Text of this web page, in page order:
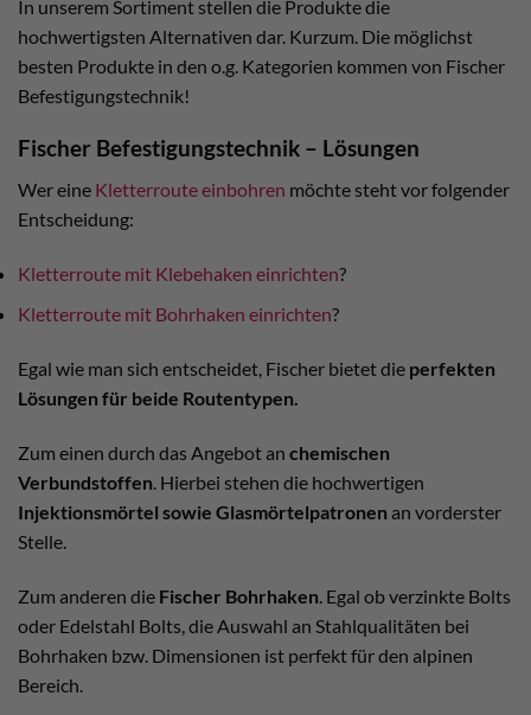
In unserem Sortiment stellen die Produkte die
hochwertigsten Alternativen dar. Kurzum. Die möglichst
besten Produkte in den o.g. Kategorien kommen von Fischer
Befestigungstechnik!
Fischer Befestigungstechnik – Lösungen
Wer eine Kletterroute einbohren möchte steht vor folgender
Entscheidung:
Kletterroute mit Klebehaken einrichten?
Kletterroute mit Bohrhaken einrichten?
Egal wie man sich entscheidet, Fischer bietet die perfekten
Lösungen für beide Routentypen.
Zum einen durch das Angebot an chemischen
Verbundstoffen. Hierbei stehen die hochwertigen
Injektionsmörtel sowie Glasmörtelpatronen an vorderster
Stelle.
Zum anderen die Fischer Bohrhaken . Egal ob verzinkte Bolts
oder Edelstahl Bolts, die Auswahl an Stahlqualitäten bei
Bohrhaken bzw. Dimensionen ist perfekt für den alpinen
Bereich.